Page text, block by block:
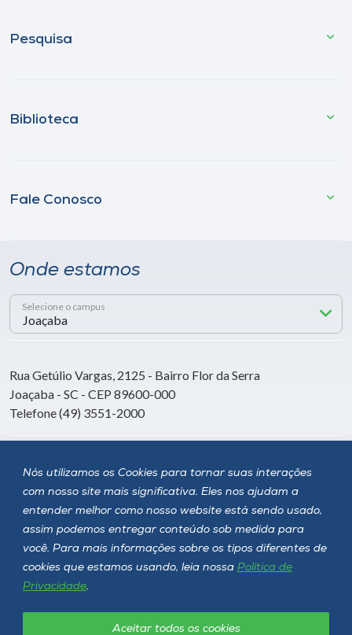
Nós utilizamos os Cookies para tornar suas interações
com nosso site mais significativa. Eles nos ajudam a
entender melhor como nosso website está sendo usado,
assim podemos entregar conteúdo sob medida para
você. Para mais informações sobre os tipos diferentes de
cookies que estamos usando, leia nossa Política de
Privacidade.
Aceitar todos os cookies
Pesquisa
Biblioteca
Fale Conosco
Onde estamos
Selecione o campus
Rua Getúlio Vargas, 2125 - Bairro Flor da Serra
Joaçaba - SC - CEP 89600-000
Telefone (49) 3551-2000
Siga a Unoesc